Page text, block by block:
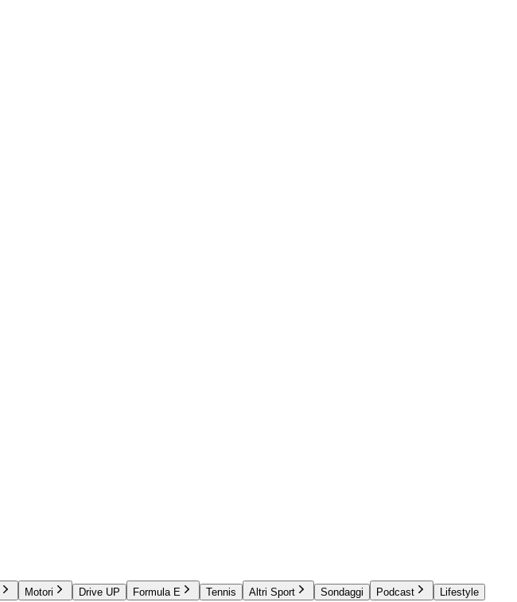
Motori Drive UP Formula E Tennis Altri Sport Sondaggi Podcast
Lifestyle